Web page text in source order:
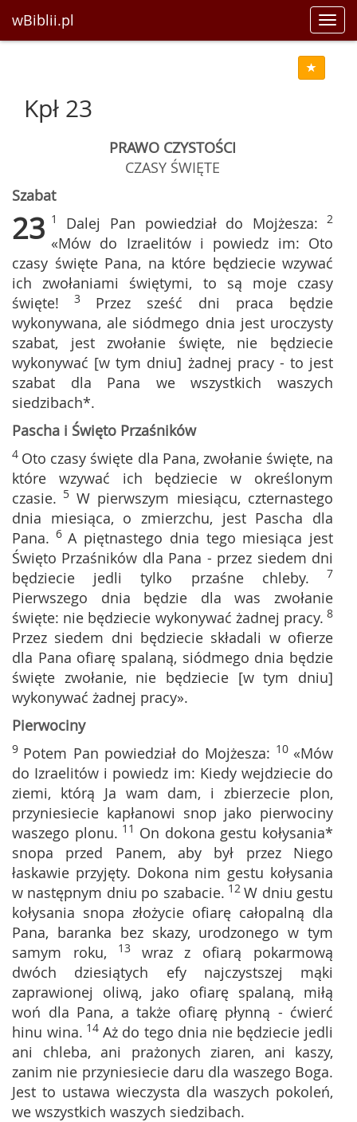
wBiblii.pl
Kpł 23
PRAWO CZYSTOŚCI
CZASY ŚWIĘTE
Szabat
23 1 Dalej Pan powiedział do Mojżesza: 2
«Mów do Izraelitów i powiedz im: Oto
czasy święte Pana, na które będziecie wzywać
ich zwołaniami świętymi, to są moje czasy
święte! 3 Przez sześć dni praca będzie
wykonywana, ale siódmego dnia jest uroczysty
szabat, jest zwołanie święte, nie będziecie
wykonywać [w tym dniu] żadnej pracy - to jest
szabat dla Pana we wszystkich waszych
siedzibach*.
Pascha i Święto Przaśników
4 Oto czasy święte dla Pana, zwołanie święte, na
które wzywać ich będziecie w określonym
czasie. 5 W pierwszym miesiącu, czternastego
dnia miesiąca, o zmierzchu, jest Pascha dla
Pana. 6 A piętnastego dnia tego miesiąca jest
Święto Przaśników dla Pana - przez siedem dni
będziecie jedli tylko przaśne chleby. 7
Pierwszego dnia będzie dla was zwołanie
święte: nie będziecie wykonywać żadnej pracy. 8
Przez siedem dni będziecie składali w ofierze
dla Pana ofiarę spalaną, siódmego dnia będzie
święte zwołanie, nie będziecie [w tym dniu]
wykonywać żadnej pracy».
Pierwociny
9 Potem Pan powiedział do Mojżesza: 10 «Mów
do Izraelitów i powiedz im: Kiedy wejdziecie do
ziemi, którą Ja wam dam, i zbierzecie plon,
przyniesiecie kapłanowi snop jako pierwociny
waszego plonu. 11 On dokona gestu kołysania*
snopa przed Panem, aby był przez Niego
łaskawie przyjęty. Dokona nim gestu kołysania
w następnym dniu po szabacie. 12W dniu gestu
kołysania snopa złożycie ofiarę całopalną dla
Pana, baranka bez skazy, urodzonego w tym
samym roku, 13 wraz z ofiarą pokarmową
dwóch dziesiątych efy najczystszej mąki
zaprawionej oliwą, jako ofiarę spalaną, miłą
woń dla Pana, a także ofiarę płynną - ćwierć
hinu wina. 14 Aż do tego dnia nie będziecie jedli
ani chleba, ani prażonych ziaren, ani kaszy,
zanim nie przyniesiecie daru dla waszego Boga.
Jest to ustawa wieczysta dla waszych pokoleń,
we wszystkich waszych siedzibach.